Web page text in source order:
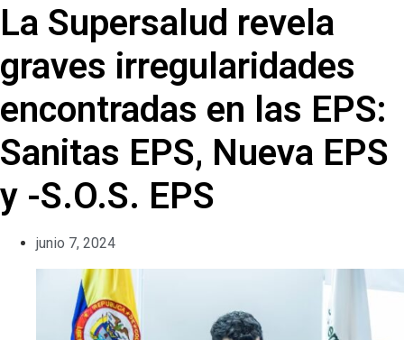
La Supersalud revela
graves irregularidades
encontradas en las EPS:
Sanitas EPS, Nueva EPS
y -S.O.S. EPS
junio 7, 2024